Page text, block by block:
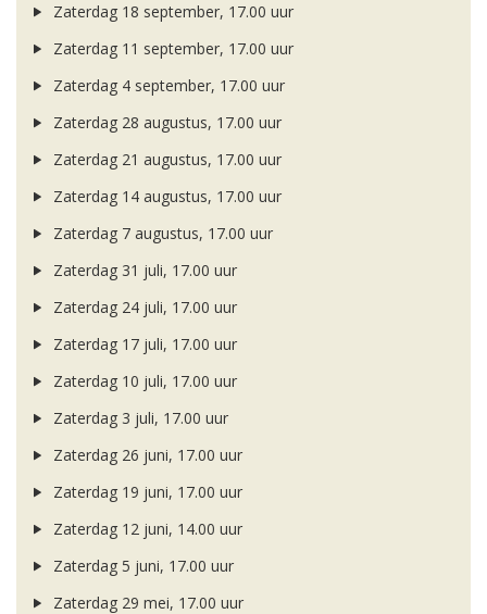
Zaterdag 18 september, 17.00 uur
Zaterdag 11 september, 17.00 uur
Zaterdag 4 september, 17.00 uur
Zaterdag 28 augustus, 17.00 uur
Zaterdag 21 augustus, 17.00 uur
Zaterdag 14 augustus, 17.00 uur
Zaterdag 7 augustus, 17.00 uur
Zaterdag 31 juli, 17.00 uur
Zaterdag 24 juli, 17.00 uur
Zaterdag 17 juli, 17.00 uur
Zaterdag 10 juli, 17.00 uur
Zaterdag 3 juli, 17.00 uur
Zaterdag 26 juni, 17.00 uur
Zaterdag 19 juni, 17.00 uur
Zaterdag 12 juni, 14.00 uur
Zaterdag 5 juni, 17.00 uur
Zaterdag 29 mei, 17.00 uur